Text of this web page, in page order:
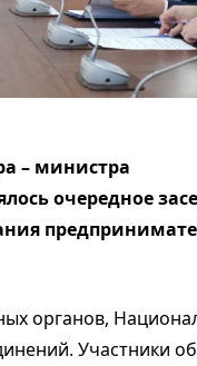
– министра
очередное
органов,
Участники